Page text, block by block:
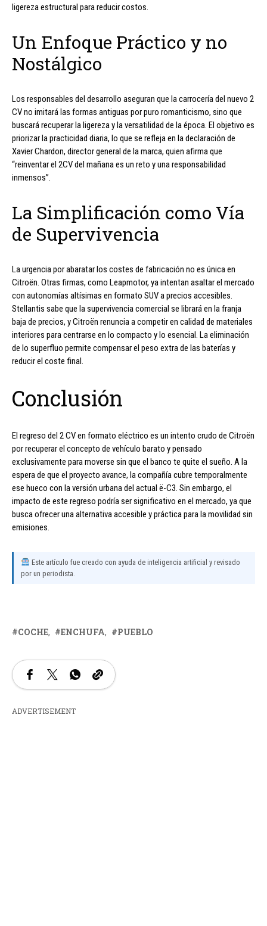
ligereza estructural para reducir costos.
Un Enfoque Práctico y no
Nostálgico
Los responsables del desarrollo aseguran que la carrocería del nuevo 2
CV no imitará las formas antiguas por puro romanticismo, sino que
buscará recuperar la ligereza y la versatilidad de la época. El objetivo es
priorizar la practicidad diaria, lo que se refleja en la declaración de
Xavier Chardon, director general de la marca, quien afirma que
“reinventar el 2CV del mañana es un reto y una responsabilidad
inmensos”.
La Simplificación como Vía
de Supervivencia
La urgencia por abaratar los costes de fabricación no es única en
Citroën. Otras firmas, como Leapmotor, ya intentan asaltar el mercado
con autonomías altísimas en formato SUV a precios accesibles.
Stellantis sabe que la supervivencia comercial se librará en la franja
baja de precios, y Citroën renuncia a competir en calidad de materiales
interiores para centrarse en lo compacto y lo esencial. La eliminación
de lo superfluo permite compensar el peso extra de las baterías y
reducir el coste final.
Conclusión
El regreso del 2 CV en formato eléctrico es un intento crudo de Citroën
por recuperar el concepto de vehículo barato y pensado
exclusivamente para moverse sin que el banco te quite el sueño. A la
espera de que el proyecto avance, la compañía cubre temporalmente
ese hueco con la versión urbana del actual ë-C3. Sin embargo, el
impacto de este regreso podría ser significativo en el mercado, ya que
busca ofrecer una alternativa accesible y práctica para la movilidad sin
emisiones.
Este artículo fue creado con ayuda de inteligencia artificial y revisado
por un periodista.
COCHE ENCHUFA PUEBLO
ADVERTISEMENT